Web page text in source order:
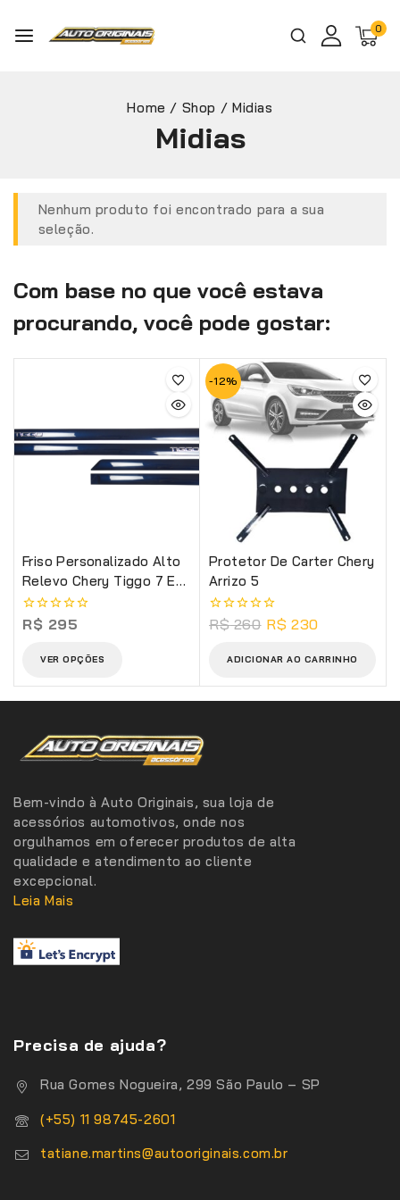
0
Home / Shop / Midias
Midias
Nenhum produto foi encontrado para a sua
seleção.
Com base no que você estava
procurando, você pode gostar:
Friso Personalizado Alto
Relevo Chery Tiggo 7 E
Tiggo 7 Pro
0
R$ 295
VER OPÇÕES
-12%
Protetor De Carter Chery
Arrizo 5
0
R$260 R$ 230
ADICIONAR AO CARRINHO
Bem-vindo à Auto Originais, sua loja de
acessórios automotivos, onde nos
orgulhamos em oferecer produtos de alta
qualidade e atendimento ao cliente
excepcional.
Leia Mais
Precisa de ajuda?
Rua Gomes Nogueira, 299 São Paulo – SP
(+55) 11 98745-2601
tatiane.martins@autooriginais.com.br